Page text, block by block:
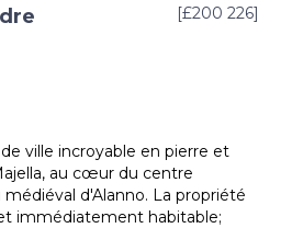
[£200 226]
ville incroyable en pierre et
au cœur du centre
d'Alanno. La propriété
immédiatement habitable;